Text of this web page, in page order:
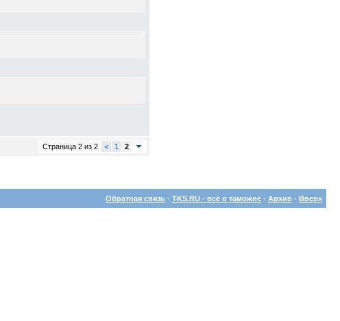
Страница 2 из 2 < 1 2
Обратная связь - TKS.RU - всё о таможне - Архив - Вверх